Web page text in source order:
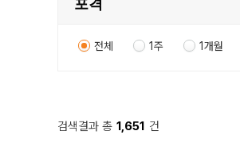
전체 1주 1개월
검색결과 총 1,651 건